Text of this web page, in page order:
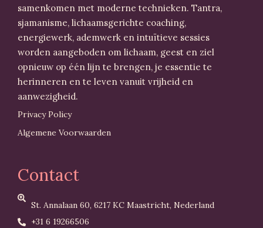
samenkomen met moderne technieken. Tantra,
sjamanisme, lichaamsgerichte coaching,
energiewerk, ademwerk en intuïtieve sessies
worden aangeboden om lichaam, geest en ziel
opnieuw op één lijn te brengen, je essentie te
herinneren en te leven vanuit vrijheid en
aanwezigheid.
Privacy Policy
Algemene Voorwaarden
Contact
St. Annalaan 60, 6217 KC Maastricht, Nederland
+31 6 19266506